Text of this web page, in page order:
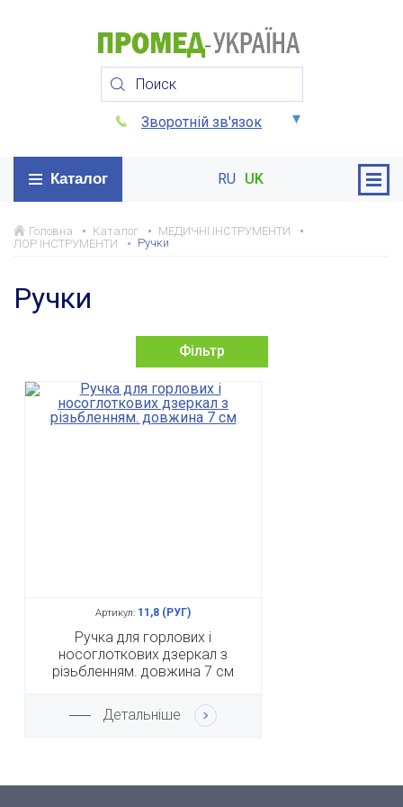
Зворотній зв'язок
Каталог RU UK
Головна Каталог
МЕДИЧНІ ІНСТРУМЕНТИ
ЛОР ІНСТРУМЕНТИ
Ручки
Ручки
Фільтр
Артикул: 11,8 (РУГ)
Ручка для горлових і
носоглоткових дзеркал з
різьбленням. довжина 7 см
Детальніше